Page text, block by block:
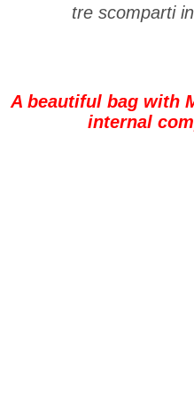
tre scomparti
A beautiful bag with
internal